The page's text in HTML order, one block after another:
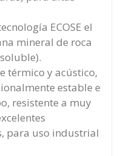
ECOSE el
mineral de roca
térmico y acústico,
estable e
resistente a muy
para uso industrial